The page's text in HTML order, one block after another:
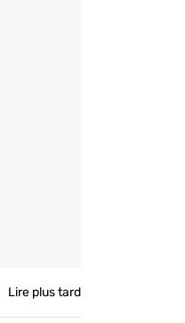
Lire plus tard